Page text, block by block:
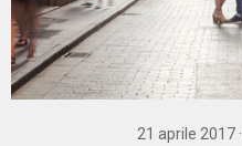
21 aprile 2017 ·